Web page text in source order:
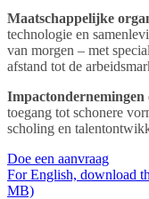
Maatschappelijke
technologie en
van morgen – met
afstand tot de
Impactondernemingen
toegang tot schonere
scholing en
Doe een aanvraag
For English, download
MB)